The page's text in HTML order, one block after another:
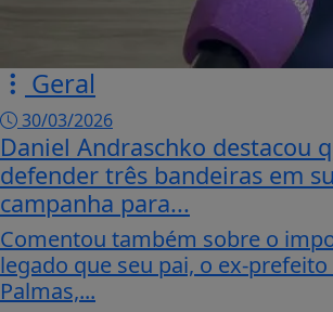
Geral
30/03/2026
Daniel Andraschko destacou
defender três bandeiras em
campanha para...
Comentou também sobre o
legado que seu pai, o ex-prefeito
Palmas,...